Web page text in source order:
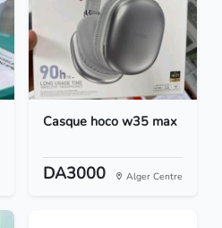
Casque hoco w35 max
DA3000 Alger Centre